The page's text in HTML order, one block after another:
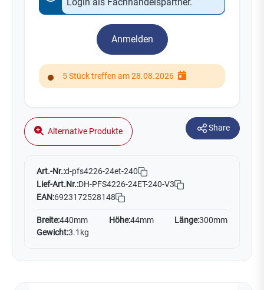
Anmelden
5 Stück treffen am 28.08.2026
Alternative Produkte Share
Art.-Nr.:d-pfs4226-24et-240
Lief-Art.Nr.:DH-PFS4226-24ET-240-V3
EAN:6923172528148
Breite:440mm Höhe:44mm Länge:300mm
Gewicht:3.1kg